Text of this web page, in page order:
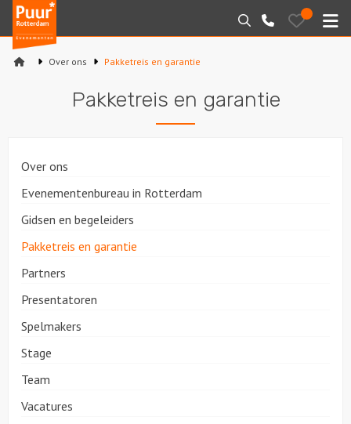
Puur*
Rotterdam
bedrijfsuitjes
Zoeken
010-
7271205
Bewaarde
uitjes
Arrangementen
Sport en spel
Over ons Pakketreis en garantie
Pakketreis en garantie
Over ons
Evenementenbureau in Rotterdam
Gidsen en begeleiders
Pakketreis en garantie
Partners
Presentatoren
Spelmakers
Stage
Team
Vacatures